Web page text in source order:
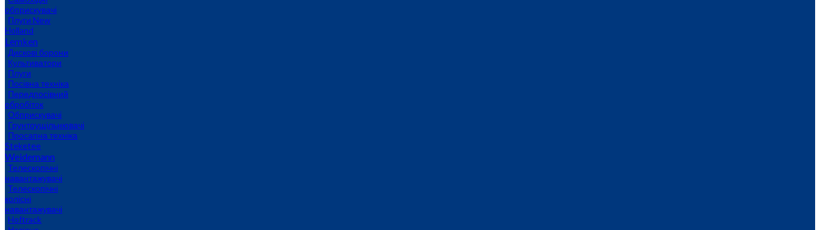
обприскувачі
Плуги New
Holland
Lemken
Дискові борони
Культиватори
Плуги
Посівна техніка
Передпосівний
обробіток
Обприскувачі
Грунтоущільнювачі
Просапна техніка
Steketee
Weidemann
Телескопічні
навантажувачі
Телескопічні
колісні
навантажувачі
Hoftrack